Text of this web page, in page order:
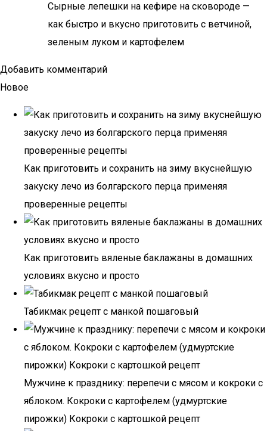
Сырные лепешки на кефире на сковороде —
как быстро и вкусно приготовить с ветчиной,
зеленым луком и картофелем
Добавить комментарий
Новое
Как приготовить и сохранить на зиму вкуснейшую
закуску лечо из болгарского перца применяя
проверенные рецепты
Как приготовить вяленые баклажаны в домашних
условиях вкусно и просто
Табикмак рецепт с манкой пошаговый
Мужчине к празднику: перепечи с мясом и кокроки с
яблоком. Кокроки с картофелем (удмуртские
пирожки) Кокроки с картошкой рецепт